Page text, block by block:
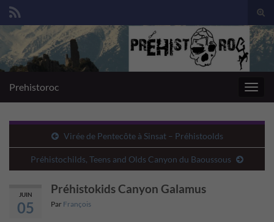
Search for:
Prehistoroc
Virée de Pentecôte à Sinsat – Préhistoolds
Préhistochilds, Teens and Olds Canyon du Baoussous
JUIN
05
Préhistokids Canyon Galamus
Par François